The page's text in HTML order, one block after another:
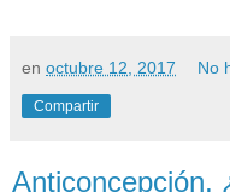
en octubre 12, 2017 No
Compartir
Anticoncepción,